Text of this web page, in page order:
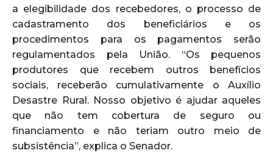
a elegibilidade dos recebedores, o processo de
cadastramento dos beneficiários e os
procedimentos para os pagamentos serão
regulamentados pela União. “Os pequenos
produtores que recebem outros benefícios
sociais, receberão cumulativamente o Auxílio
Desastre Rural. Nosso objetivo é ajudar aqueles
que não tem cobertura de seguro ou
financiamento e não teriam outro meio de
subsistência”, explica o Senador.